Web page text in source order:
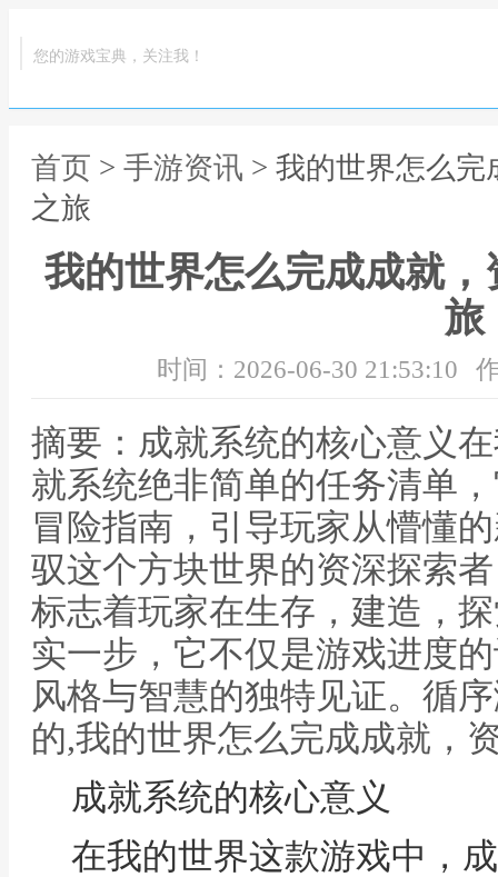
您的游戏宝典，关注我！
首页 > 手游资讯 > 我的世界怎么
之旅
我的世界怎么完成成就
旅
时间：2026-06-30 21:53:10
摘要：成就系统的核心意义
就系统绝非简单的任务清单
冒险指南，引导玩家从懵懂
驭这个方块世界的资深探索
标志着玩家在生存，建造，
实一步，它不仅是游戏进度
风格与智慧的独特见证。循
的,我的世界怎么完成成就，
成就系统的核心意义
在我的世界这款游戏中，